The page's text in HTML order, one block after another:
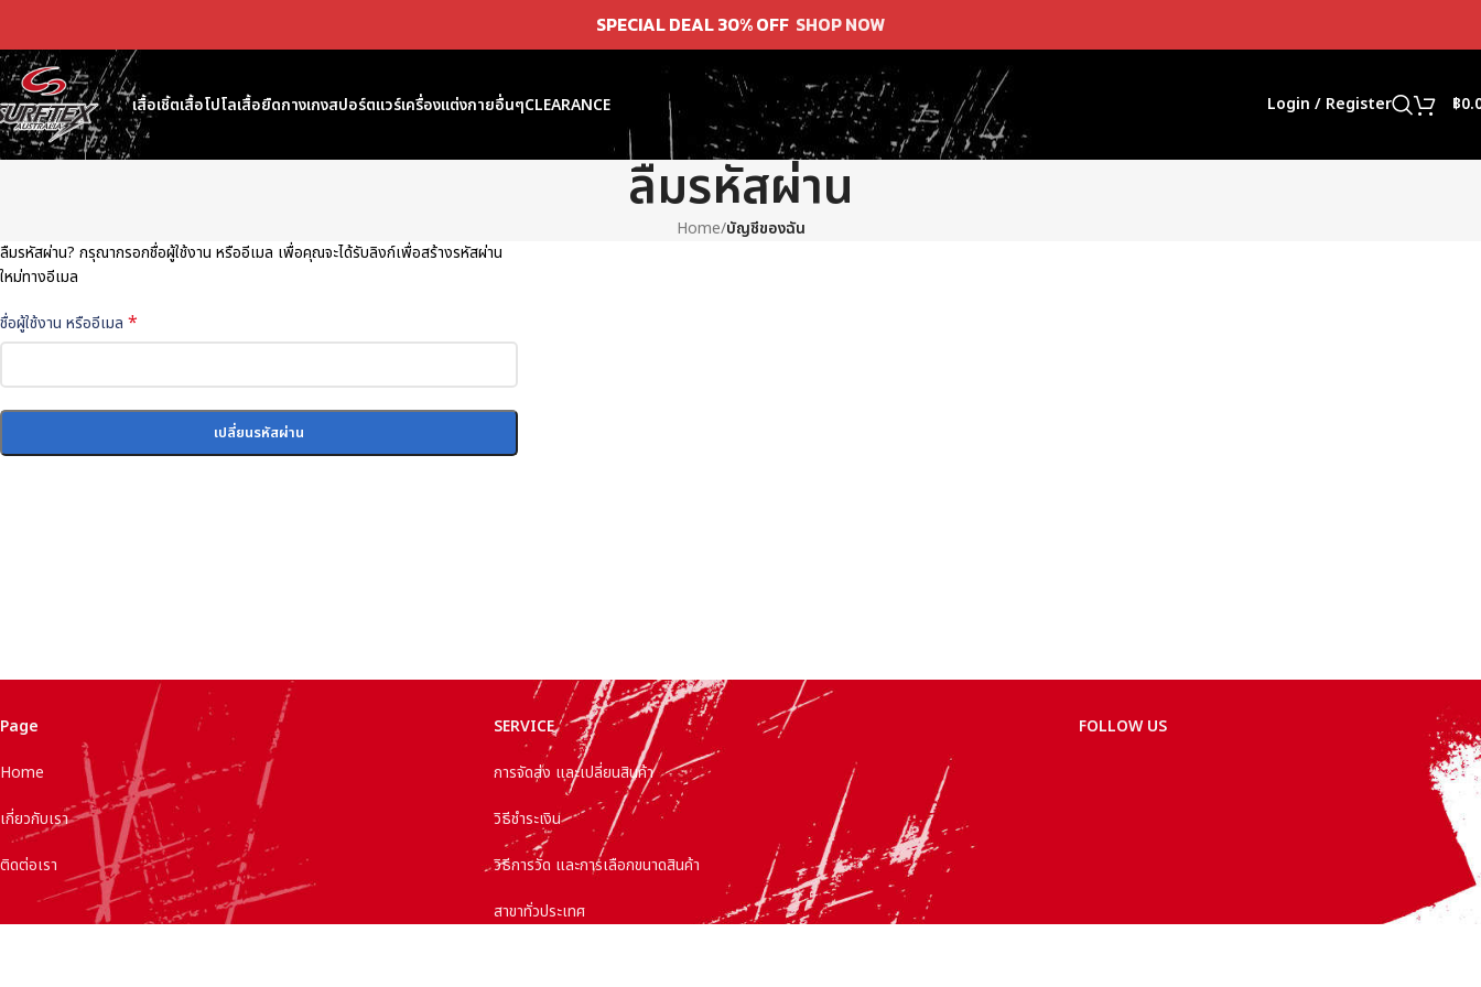
SPECIAL DEAL 30% OFF SHOP NOW
เสื้อเชิ้ตเสื้อโปโลเสื้อยืดกางเกงสปอร์ตแวร์เครื่องแต่งกายอื่นๆCLEARANCE Login / Register ฿
ลืมรหัสผ่าน
Home/บัญชีของฉัน
ลืมรหัสผ่าน? กรุณากรอกชื่อผู้ใช้งาน หรืออีเมล เพื่อคุณจะได้รับลิงก์เพื่อสร้างรหัสผ่าน
ใหม่ทางอีเมล
ชื่อผู้ใช้งาน หรืออีเมล *
เปลี่ยนรหัสผ่าน
Page
Home
เกี่ยวกับเรา
ติดต่อเรา
SERVICE
การจัดส่ง และเปลี่ยนสินค้า
วิธีชำระเงิน
วิธีการวัด และการเลือกขนาดสินค้า
สาขาทั่วประเทศ
FOLLOW US